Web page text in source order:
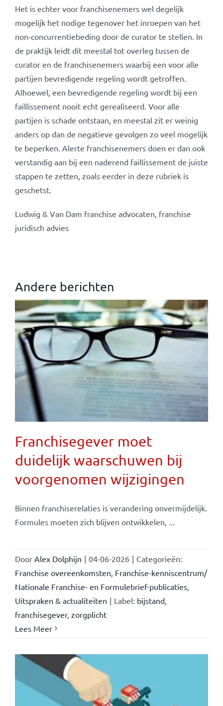
Het is echter voor franchisenemers wel degelijk
mogelijk het nodige tegenover het inroepen van het
non-concurrentiebeding door de curator te stellen. In
de praktijk leidt dit meestal tot overleg tussen de
curator en de franchisenemers waarbij een voor alle
partijen bevredigende regeling wordt getroffen.
Alhoewel, een bevredigende regeling wordt bij een
faillissement nooit echt gerealiseerd. Voor alle
partijen is schade ontstaan, en meestal zit er weinig
anders op dan de negatieve gevolgen zo veel mogelijk
te beperken. Alerte franchisenemers doen er dan ook
verstandig aan bij een naderend faillissement de juiste
stappen te zetten, zoals eerder in deze rubriek is
geschetst.
Ludwig & Van Dam franchise advocaten, franchise
juridisch advies
Andere berichten
Franchisegever moet
duidelijk waarschuwen bij
voorgenomen wijzigingen
Binnen franchiserelaties is verandering onvermijdelijk.
Formules moeten zich blijven ontwikkelen, ...
Door Alex Dolphijn | 04-06-2026 | Categorieën:
Franchise overeenkomsten Franchise-kenniscentrum/
Nationale Franchise- en Formulebrief-publicaties,
Uitspraken & actualiteiten | Label: bijstand,
franchisegever, zorgplicht
Lees Meer